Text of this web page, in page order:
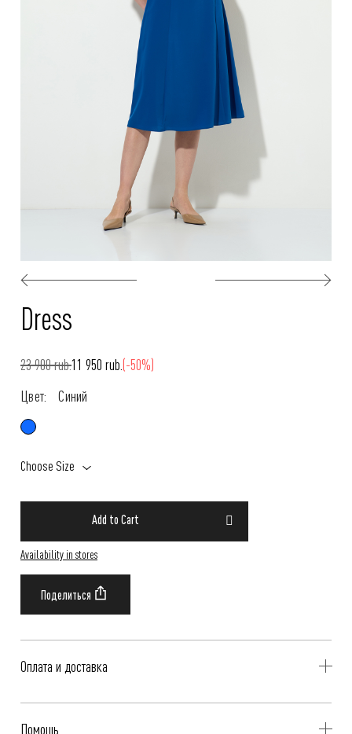
Dress
23 900 rub.11 950 rub.(-50%)
Цвет:
Синий
Choose Size
Add to Cart
Availability in stores
Оплата и доставка
Помощь